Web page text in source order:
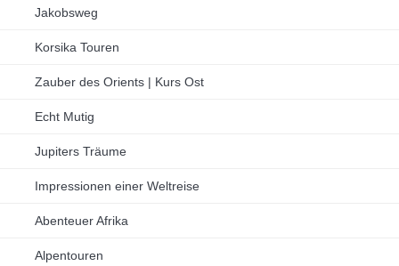
Jakobsweg
Korsika Touren
Zauber des Orients | Kurs Ost
Echt Mutig
Jupiters Träume
Impressionen einer Weltreise
Abenteuer Afrika
Alpentouren